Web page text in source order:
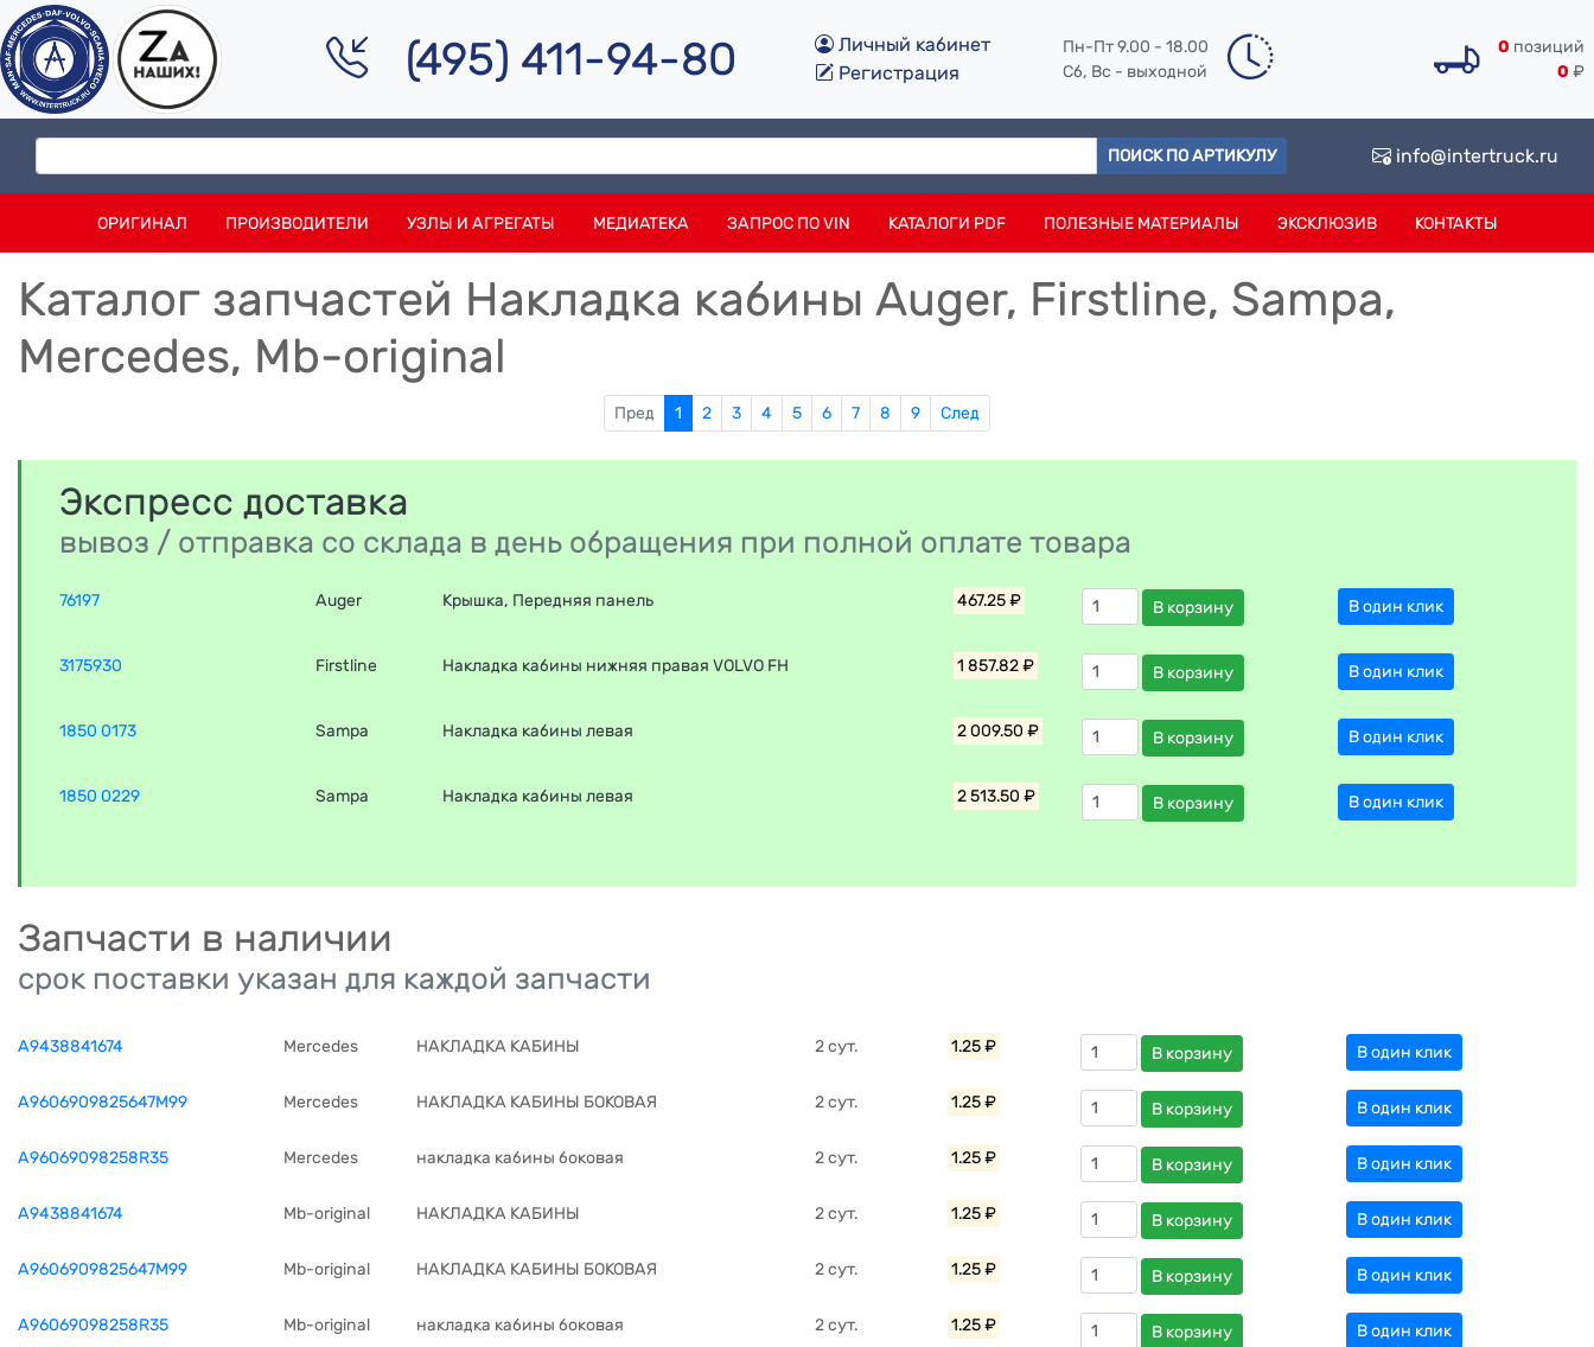
(495) 411-94-80
Личный кабинет
Регистрация
Пн-Пт 9.00 - 18.00
Сб, Вс - выходной
0 позиций
0 ₽
ПОИСК ПО АРТИКУЛУ info@intertruck.ru
ОРИГИНАЛ ПРОИЗВОДИТЕЛИ УЗЛЫ И АГРЕГАТЫ МЕДИАТЕКА ЗАПРОС ПО VIN КАТАЛОГИ PDF ПОЛЕЗНЫЕ МАТЕРИАЛЫ ЭКСКЛЮЗИВ КОНТАКТЫ
Каталог запчастей Накладка кабины Auger, Firstline, Sampa,
Mercedes, Mb-original
Пред 1 2 3 4 5 6 7 8 9 След
Экспресс доставка
вывоз / отправка со склада в день обращения при полной оплате товара
76197 Auger Крышка, Передняя панель 467.25 ₽ В корзину В один клик
3175930 Firstline Накладка кабины нижняя правая VOLVO FH 1 857.82 ₽ В корзину В один клик
1850 0173 Sampa Накладка кабины левая 2 009.50 ₽ В корзину В один клик
1850 0229 Sampa Накладка кабины левая 2 513.50 ₽ В корзину В один клик
Запчасти в наличии
срок поставки указан для каждой запчасти
A9438841674 Mercedes НАКЛАДКА КАБИНЫ 2 сут. 1.25 ₽ В корзину В один клик
A9606909825647M99 Mercedes НАКЛАДКА КАБИНЫ БОКОВАЯ 2 сут. 1.25 ₽ В корзину В один клик
A96069098258R35 Mercedes накладка кабины боковая 2 сут. 1.25 ₽ В корзину В один клик
A9438841674 Mb-original НАКЛАДКА КАБИНЫ 2 сут. 1.25 ₽ В корзину В один клик
A9606909825647M99 Mb-original НАКЛАДКА КАБИНЫ БОКОВАЯ 2 сут. 1.25 ₽ В корзину В один клик
A96069098258R35 Mb-original накладка кабины боковая 2 сут. 1.25 ₽ В корзину В один клик